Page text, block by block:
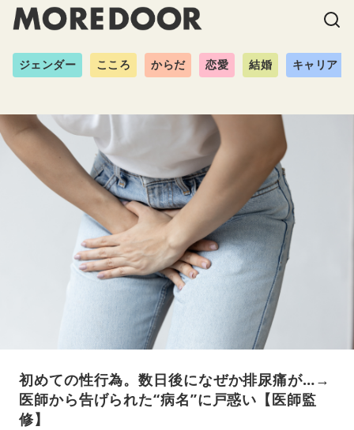
ジェンダー こころ からだ 恋愛 結婚 キャリア
初めての性行為。数日後になぜか排尿痛が…→
医師から告げられた“病名”に戸惑い【医師監
修】